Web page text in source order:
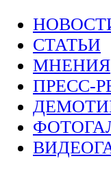
СТАТЬИ
МНЕНИЯ
ПРЕСС-